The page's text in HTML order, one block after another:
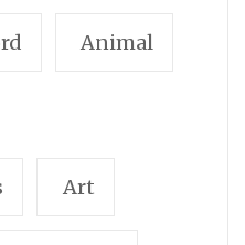
Animal
Art